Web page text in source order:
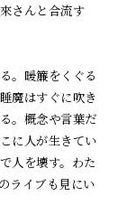
さんと合流す
。暖簾をくぐる
魔はすぐに吹き
。概念や言葉だ
に人が生きてい
人を壊す。わた
ライブも見にい